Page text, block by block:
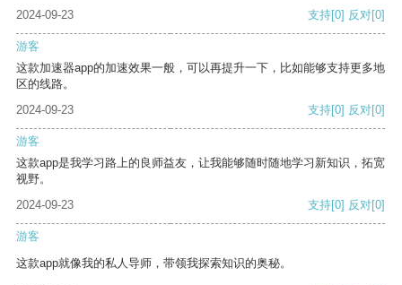
2024-09-23
支持[0] 反对[0]
游客
这款加速器app的加速效果一般，可以再提升一下，比如能够支持更多地
区的线路。
2024-09-23
支持[0] 反对[0]
游客
这款app是我学习路上的良师益友，让我能够随时随地学习新知识，拓宽
视野。
2024-09-23
支持[0] 反对[0]
游客
这款app就像我的私人导师，带领我探索知识的奥秘。